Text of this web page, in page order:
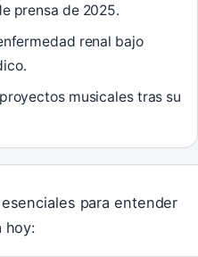
prensa de 2025.
renal bajo
musicales tras su
para entender
hoy: